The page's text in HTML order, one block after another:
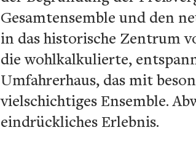
Gesamtensemble und den
in das historische Zentrum
die wohlkalkulierte,
Umfahrerhaus, das mit
vielschichtiges Ensemble.
eindrückliches Erlebnis.